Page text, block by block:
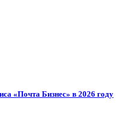
«Почта Бизнес» в 2026 году